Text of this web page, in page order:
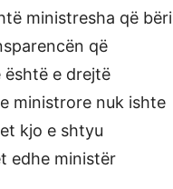
ministresha që bëri
që
është e drejtë
ministrore nuk ishte
kjo e shtyu
edhe ministër